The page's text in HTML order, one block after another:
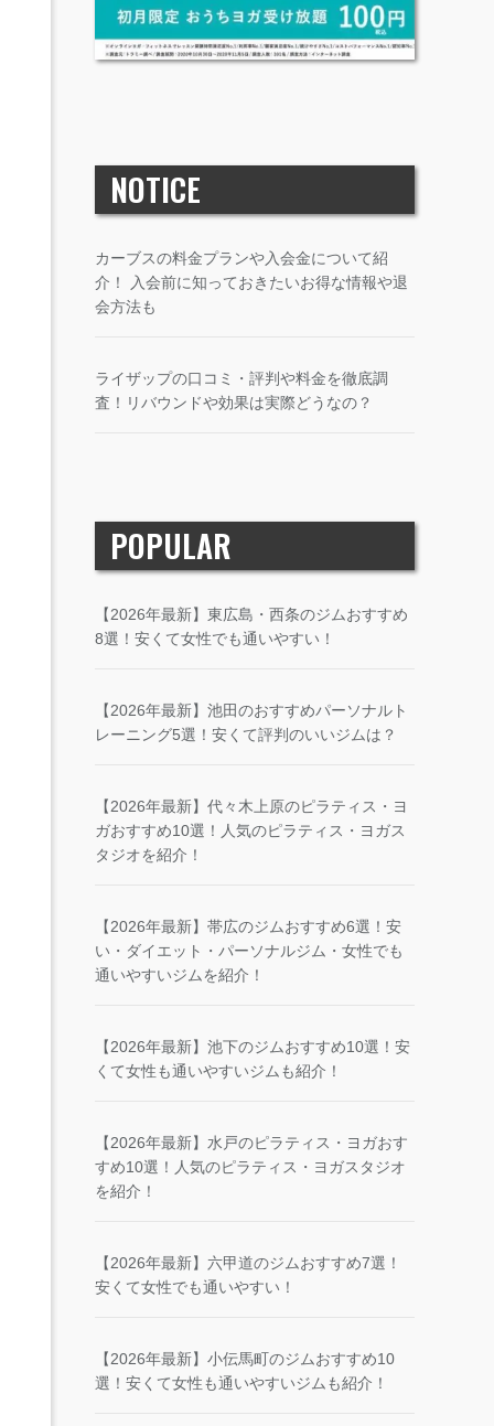
NOTICE
カーブスの料金プランや入会金について紹
介！ 入会前に知っておきたいお得な情報や退
会方法も
ライザップの口コミ・評判や料金を徹底調
査！リバウンドや効果は実際どうなの？
POPULAR
【2026年最新】東広島・西条のジムおすすめ
8選！安くて女性でも通いやすい！
【2026年最新】池田のおすすめパーソナルト
レーニング5選！安くて評判のいいジムは？
【2026年最新】代々木上原のピラティス・ヨ
ガおすすめ10選！人気のピラティス・ヨガス
タジオを紹介！
【2026年最新】帯広のジムおすすめ6選！安
い・ダイエット・パーソナルジム・女性でも
通いやすいジムを紹介！
【2026年最新】池下のジムおすすめ10選！安
くて女性も通いやすいジムも紹介！
【2026年最新】水戸のピラティス・ヨガおす
すめ10選！人気のピラティス・ヨガスタジオ
を紹介！
【2026年最新】六甲道のジムおすすめ7選！
安くて女性でも通いやすい！
【2026年最新】小伝馬町のジムおすすめ10
選！安くて女性も通いやすいジムも紹介！